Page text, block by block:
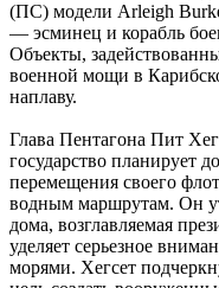
(ПС) модели Arleigh
— эсминец и корабль
Объекты,
военной мощи в
наплаву.
Глава Пентагона Пит
государство планирует
перемещения своего
водным маршрутам. Он
дома, возглавляемая
уделяет серьезное
морями. Хегсет